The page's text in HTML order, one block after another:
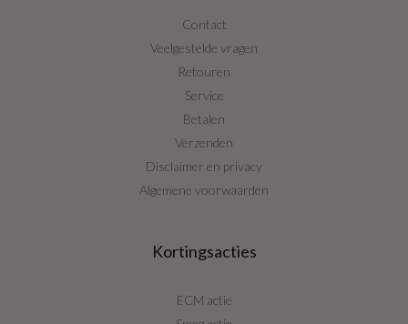
Contact
Veelgestelde vragen
Retouren
Service
Betalen
Verzenden
Disclaimer en privacy
Algemene voorwaarden
Kortingsacties
ECM actie